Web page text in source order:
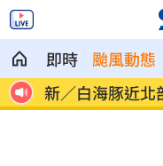
即時 颱風動態
台
新／白海豚近北
報